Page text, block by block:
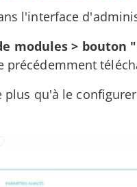
l'interface
modules >
qu'à le